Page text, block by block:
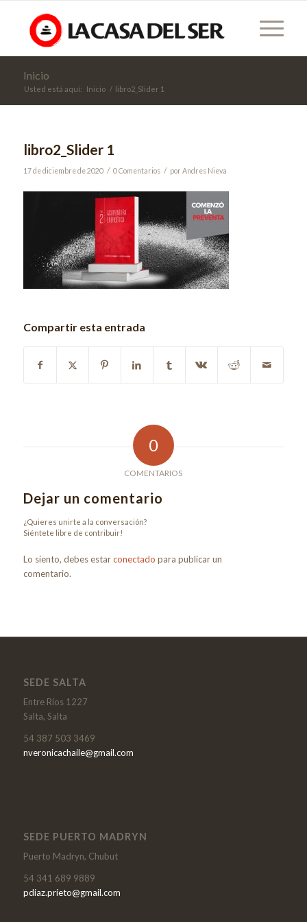
Inicio
Usted está aquí: Inicio / libro2_Slider 1
libro2_Slider 1
17 de diciembre de 2020 / 0 Comentarios / por Andres Nieva
Compartir esta entrada
0
COMENTARIOS
Dejar un comentario
¿Quieres unirte a la conversación?
Siéntete libre de contribuir!
Lo siento, debes estarconectado para publicar un
comentario.
SEDE SALTA
Entre Ríos 1227
Salta, Salta
54 387 503 3469
nveronicachaile@gmail.com
SEDE PUERTO MADRYN
Puerto Madryn, Chubut
54 341 689 9889
pdiaz.prieto@gmail.com